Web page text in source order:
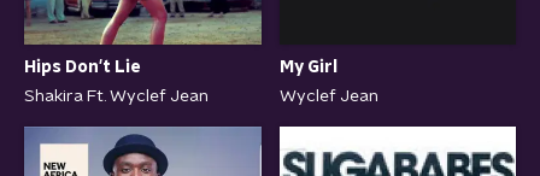
Hips Don't Lie
Shakira Ft. Wyclef Jean
My Girl
Wyclef Jean